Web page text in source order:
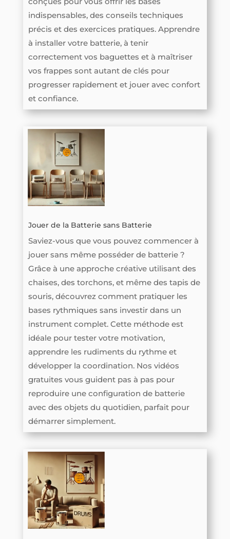
indispensables, des conseils techniques
précis et des exercices pratiques. Apprendre
à installer votre batterie, à tenir
correctement vos baguettes et à maîtriser
vos frappes sont autant de clés pour
progresser rapidement et jouer avec confort
et confiance.
Jouer de la Batterie sans Batterie
Saviez-vous que vous pouvez commencer à
jouer sans même posséder de batterie ?
Grâce à une approche créative utilisant des
chaises, des torchons, et même des tapis de
souris, découvrez comment pratiquer les
bases rythmiques sans investir dans un
instrument complet. Cette méthode est
idéale pour tester votre motivation,
apprendre les rudiments du rythme et
développer la coordination. Nos vidéos
gratuites vous guident pas à pas pour
reproduire une configuration de batterie
avec des objets du quotidien, parfait pour
démarrer simplement.